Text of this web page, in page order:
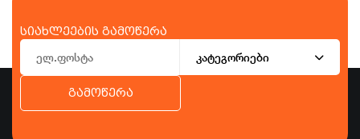
სიახლეების გამოწერა
კატეგორიები
გამოწერა